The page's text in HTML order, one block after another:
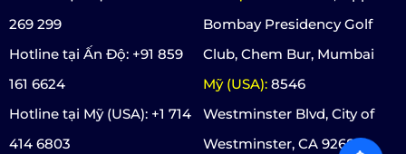
269 299
Hotline tại Ấn Độ: +91 859
161 6624
Hotline tại Mỹ (USA): +1 714
414 6803
Bombay Presidency Golf
Club, Chem Bur, Mumbai
Mỹ (USA): 8546
Westminster Blvd, City of
Westminster, CA 92683,